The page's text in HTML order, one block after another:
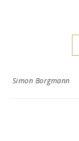
Simon Borgmann